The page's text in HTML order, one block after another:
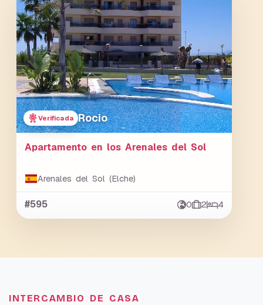
Verificada Rocio
Apartamento en los Arenales del Sol
Arenales del Sol (Elche)
#595 0 2 4
INTERCAMBIO DE CASA